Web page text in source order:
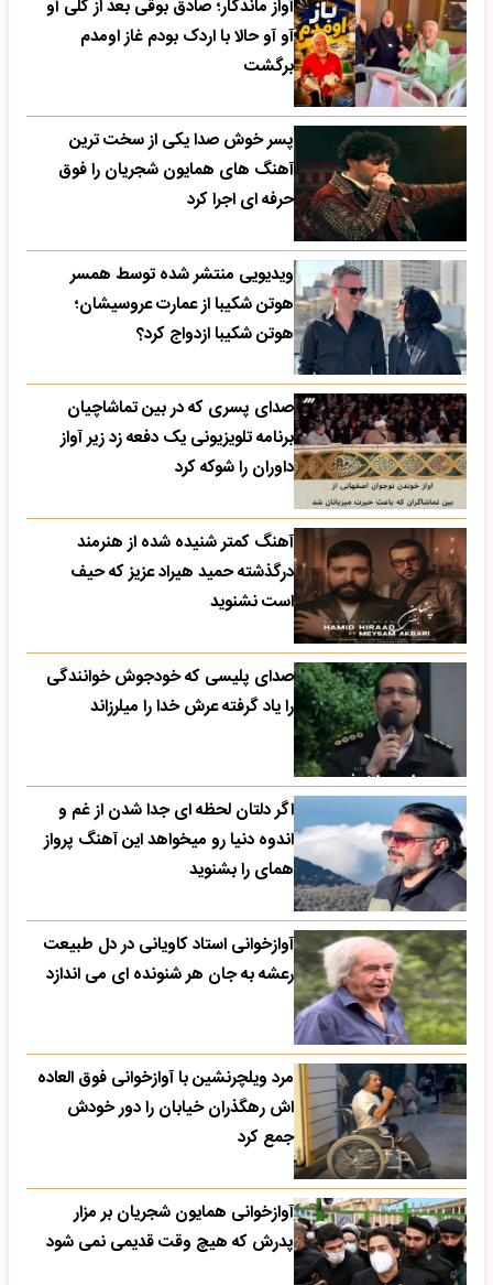
آواز ماندگار؛ صادق بوقی بعد از کلی آو
آو آو حالا با اردک بودم غاز اومدم
برگشت
پسر خوش صدا یکی از سخت ترین
آهنگ های همایون شجریان را فوق
حرفه ای اجرا کرد
ویدیویی منتشر شده توسط همسر
هوتن شکیبا از عمارت عروسیشان؛
هوتن شکیبا ازدواج کرد؟
صدای پسری که در بین تماشاچیان
برنامه تلویزیونی یک دفعه زد زیر آواز
داوران را شوکه کرد
آهنگ کمتر شنیده شده از هنرمند
درگذشته حمید هیراد عزیز که حیف
است نشنوید
صدای پلیسی که خودجوش خوانندگی
را یاد گرفته عرش خدا را میلرزاند
اگر دلتان لحظه ای جدا شدن از غم و
اندوه دنیا رو میخواهد این آهنگ پرواز
همای را بشنوید
آوازخوانی استاد کاویانی در دل طبیعت
رعشه به جان هر شنونده ای می اندازد
مرد ویلچرنشین با آوازخوانی فوق العاده
اش رهگذران خیابان را دور خودش
جمع کرد
آوازخوانی همایون شجریان بر مزار
پدرش که هیچ وقت قدیمی نمی شود